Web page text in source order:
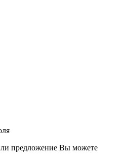
предложение Вы можете